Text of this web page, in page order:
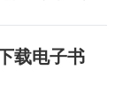
，小编会第一
美...
载电子书